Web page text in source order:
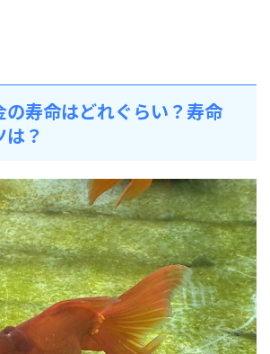
の寿命はどれぐらい？寿命
？